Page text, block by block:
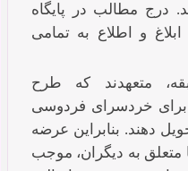
درج مطالب در پایگاه
و اطلاع به تمامی
متعهدند که طرح
خردسرای فردوسی
دهند. بنابراین عرضه
به دیگران، موجب